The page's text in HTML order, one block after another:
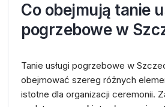
Co obejmują tanie
pogrzebowe w
Tanie usługi pogrzebowe w
obejmować szereg różnych
istotne dla organizacji ceremonii.